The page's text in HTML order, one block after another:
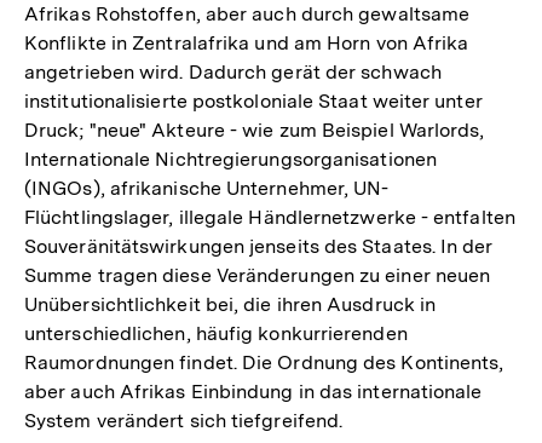
Afrikas Rohstoffen, aber auch durch gewaltsame
Konflikte in Zentralafrika und am Horn von Afrika
angetrieben wird. Dadurch gerät der schwach
institutionalisierte postkoloniale Staat weiter unter
Druck; "neue" Akteure - wie zum Beispiel Warlords,
Internationale Nichtregierungsorganisationen
(INGOs), afrikanische Unternehmer, UN-
Flüchtlingslager, illegale Händlernetzwerke - entfalten
Souveränitätswirkungen jenseits des Staates. In der
Summe tragen diese Veränderungen zu einer neuen
Unübersichtlichkeit bei, die ihren Ausdruck in
unterschiedlichen, häufig konkurrierenden
Raumordnungen findet. Die Ordnung des Kontinents,
aber auch Afrikas Einbindung in das internationale
System verändert sich tiefgreifend.